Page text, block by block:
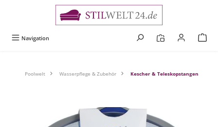
Navigation
Poolwelt Wasserpflege & Zubehör Kescher & Teleskopstangen
Bildergalerie überspringen